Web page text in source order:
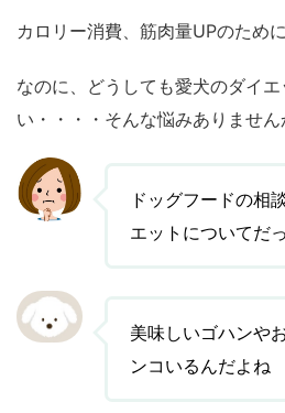
カロリー消費、筋肉量UPのため
なのに、どうしても愛犬のダイ
い・・・・そんな悩みありません
ドッグフードの相
エットについてだ
美味しいゴハンや
ンコいるんだよね